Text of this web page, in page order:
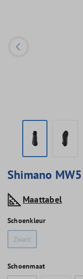
Shimano
Maattabel
Schoenkleur
Zwart
Schoenmaat